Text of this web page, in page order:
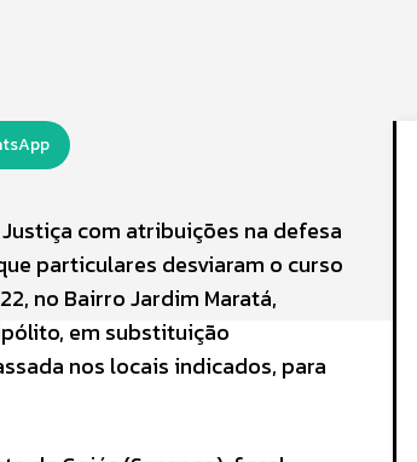
com atribuições na defesa
particulares desviaram o curso
no Bairro Jardim Maratá,
em substituição
nos locais indicados, para